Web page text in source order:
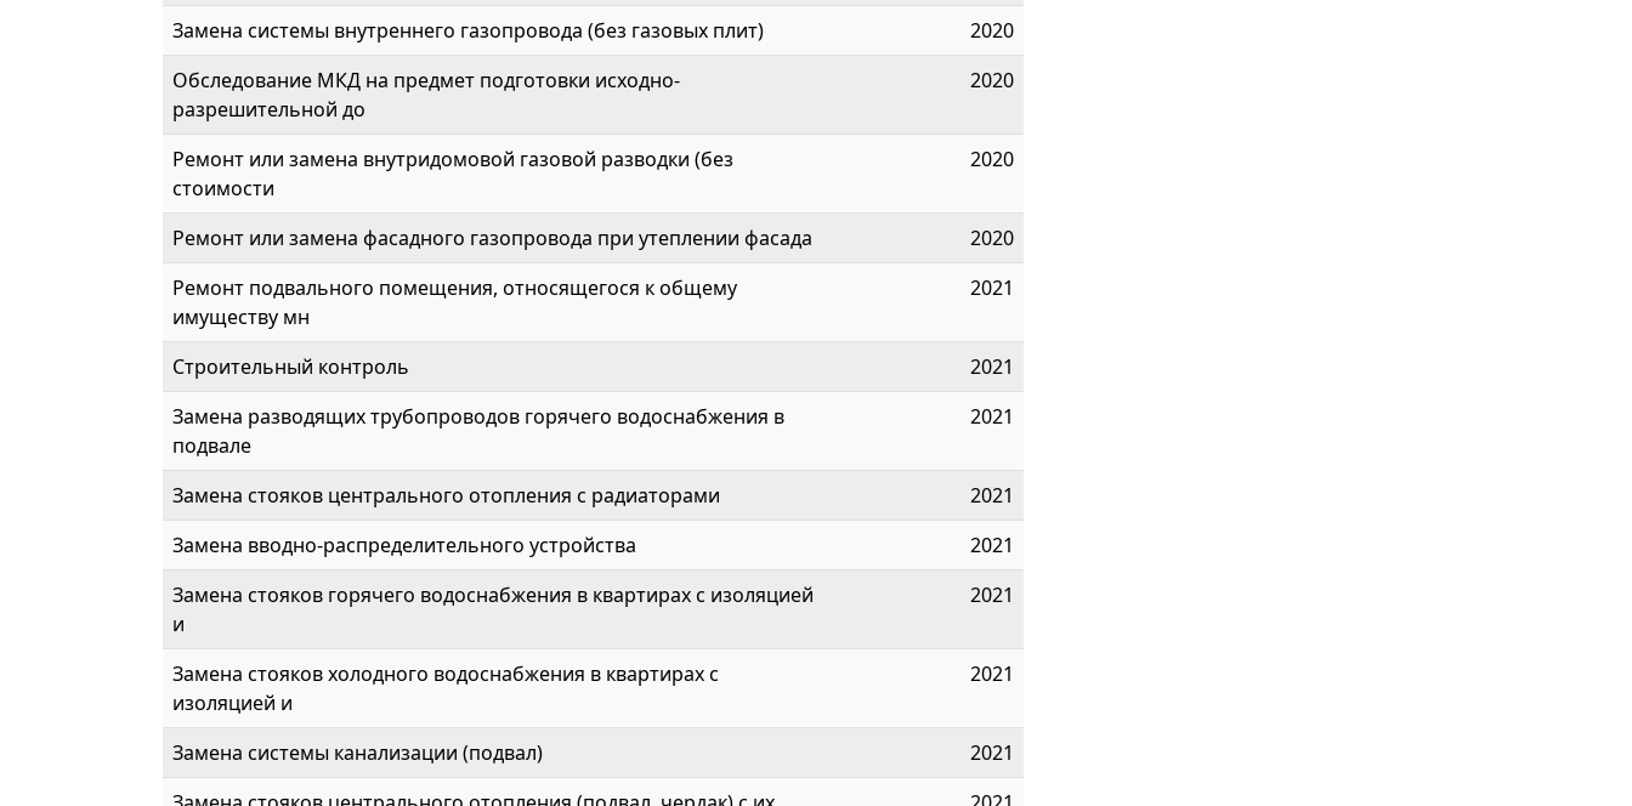
Замена системы внутреннего газопровода (без газовых плит)
2020
Обследование МКД на предмет подготовки исходно-
разрешительной до
2020
Ремонт или замена внутридомовой газовой разводки (без
стоимости
2020
Ремонт или замена фасадного газопровода при утеплении фасада
2020
Ремонт подвального помещения, относящегося к общему
имуществу мн
2021
Строительный контроль
2021
Замена разводящих трубопроводов горячего водоснабжения в
подвале
2021
Замена стояков центрального отопления с радиаторами
2021
Замена вводно-распределительного устройства
2021
Замена стояков горячего водоснабжения в квартирах с изоляцией
и
2021
Замена стояков холодного водоснабжения в квартирах с
изоляцией и
2021
Замена системы канализации (подвал)
2021